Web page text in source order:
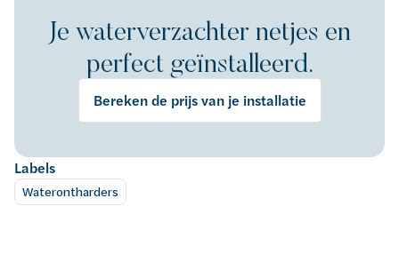
Je waterverzachter netjes en
perfect geïnstalleerd.
Bereken de prijs van je installatie
Labels
Waterontharders